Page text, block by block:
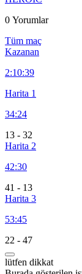
0 Yorumlar
Tüm maç
Kazanan
2:10:39
Harita 1
34:24
13 - 32
Harita 2
42:30
41 - 13
Harita 3
53:45
22 - 47
lütfen dikkat